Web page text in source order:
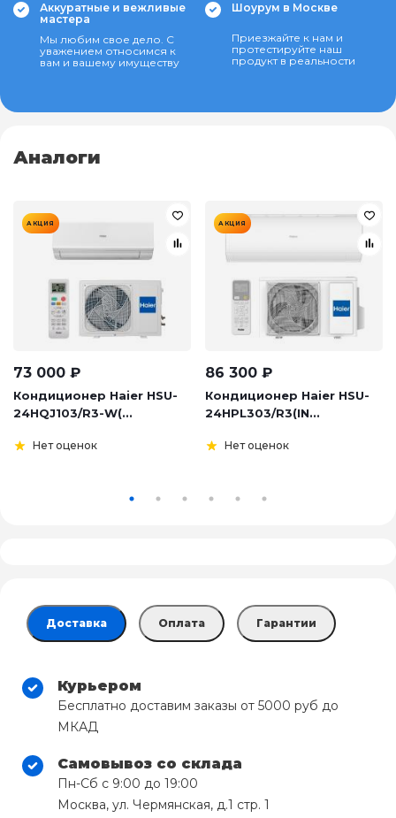
Аккуратные и вежливые
мастера
Мы любим свое дело. С
уважением относимся к
вам и вашему имуществу
Шоурум в Москве
Приезжайте к нам и
протестируйте наш
продукт в реальности
Аналоги
АКЦИЯ
73 000 ₽
Кондиционер Haier HSU-
24HQJ103/R3-W(...
Нет оценок
АКЦИЯ
86 300 ₽
Кондиционер Haier HSU-
24HPL303/R3(IN...
Нет оценок
Доставка Оплата Гарантии
Курьером
Бесплатно доставим заказы от 5000 руб до
МКАД
Самовывоз со склада
Пн-Сб с 9:00 до 19:00
Москва, ул. Чермянская, д.1 стр. 1